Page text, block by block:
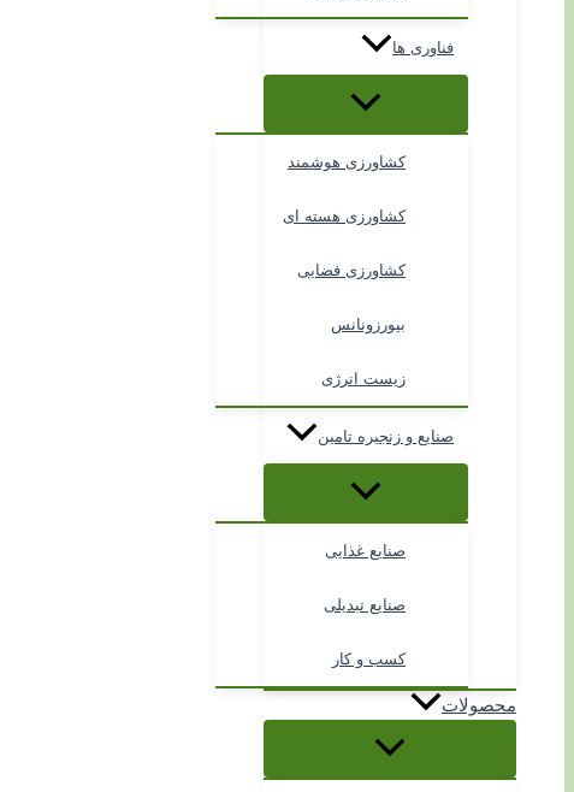
فناوری ها
کشاورزی هوشمند
کشاورزی هسته ای
کشاورزی فضایی
بیورزونانس
زیست انرژی
صنایع و زنجیره تامین
صنایع غذایی
صنایع تبدیلی
کسب و کار
محصولات